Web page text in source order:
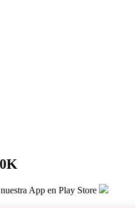
App en Play Store